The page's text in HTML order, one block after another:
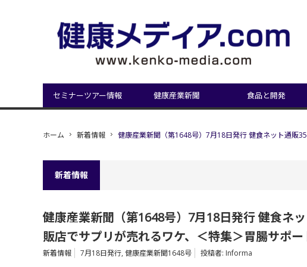
セミナーツアー情報 健康産業新聞 食品と開発
ホーム 新着情報 健康産業新聞（第1648号）7月18日発行 健食ネット通販
新着情報
健康産業新聞（第1648号）7月18日発行 健食ネ
販店でサプリが売れるワケ、＜特集＞胃腸サポ
新着情報 7月18日発行, 健康産業新聞1648号 投稿者: Informa